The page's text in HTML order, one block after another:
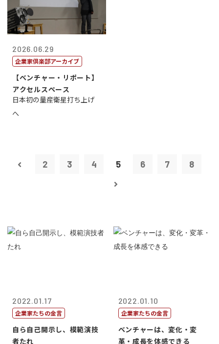
2026.06.29
企業家倶楽部アーカイブ
【ベンチャー・リポート】
アクセルスペース
日本初の量産衛星打ち上げ
へ
2 3 4 5 6 7 8
2022.01.17
企業家たちの金言
自ら自己開示し、模範演技
者たれ
2022.01.10
企業家たちの金言
ベンチャーは、変化・変
革・成長を体感できる